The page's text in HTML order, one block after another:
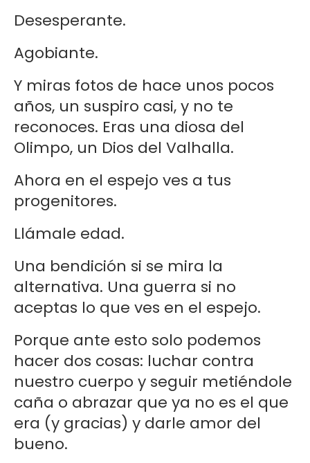
Desesperante.
Agobiante.
Y miras fotos de hace unos pocos
años, un suspiro casi, y no te
reconoces. Eras una diosa del
Olimpo, un Dios del Valhalla.
Ahora en el espejo ves a tus
progenitores.
Llámale edad.
Una bendición si se mira la
alternativa. Una guerra si no
aceptas lo que ves en el espejo.
Porque ante esto solo podemos
hacer dos cosas: luchar contra
nuestro cuerpo y seguir metiéndole
caña o abrazar que ya no es el que
era (y gracias) y darle amor del
bueno.